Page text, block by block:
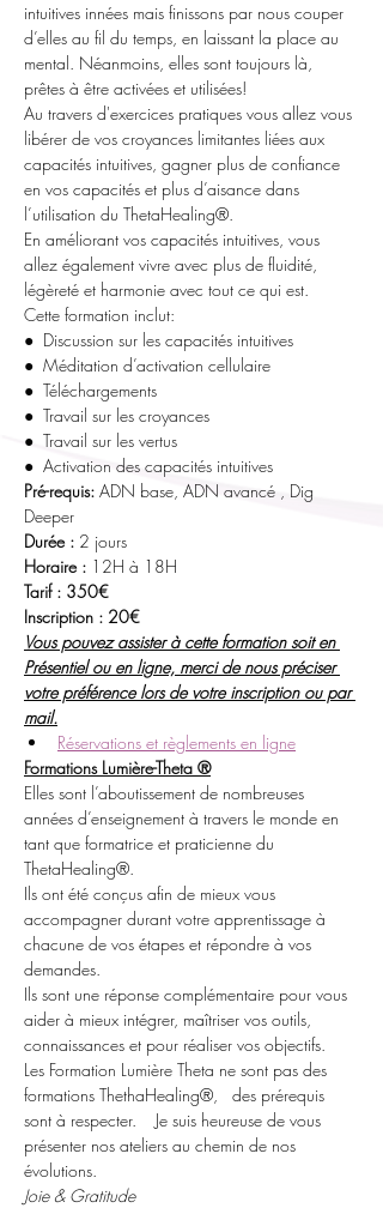
intuitives innées mais finissons par nous couper
d’elles au fil du temps, en laissant la place au
mental. Néanmoins, elles sont toujours là,
prêtes à être activées et utilisées!
Au travers d'exercices pratiques vous allez vous
libérer de vos croyances limitantes liées aux
capacités intuitives, gagner plus de confiance
en vos capacités et plus d’aisance dans
l’utilisation du ThetaHealing®.
En améliorant vos capacités intuitives, vous
allez également vivre avec plus de fluidité,
légèreté et harmonie avec tout ce qui est.
Cette formation inclut:
●  Discussion sur les capacités intuitives
●  Méditation d’activation cellulaire
●  Téléchargements
●  Travail sur les croyances
●  Travail sur les vertus
●  Activation des capacités intuitives
Pré-requis: ADN base, ADN avancé , Dig
Deeper
Durée : 2 jours
Horaire : 12H à 18H
Tarif : 350€
Inscription : 20€
Vous pouvez assister à cette formation soit en
Présentiel ou en ligne, merci de nous préciser
votre préférence lors de votre inscription ou par
mail.
Réservations et règlements en ligne
Formations Lumière-Theta ®
Elles sont l’aboutissement de nombreuses
années d’enseignement à travers le monde en
tant que formatrice et praticienne du
ThetaHealing®.
Ils ont été conçus afin de mieux vous
accompagner durant votre apprentissage à
chacune de vos étapes et répondre à vos
demandes.
Ils sont une réponse complémentaire pour vous
aider à mieux intégrer, maîtriser vos outils,
connaissances et pour réaliser vos objectifs.
Les Formation Lumière Theta ne sont pas des
formations ThethaHealing®,   des prérequis
sont à respecter.    Je suis heureuse de vous
présenter nos ateliers au chemin de nos
évolutions.
Joie & Gratitude